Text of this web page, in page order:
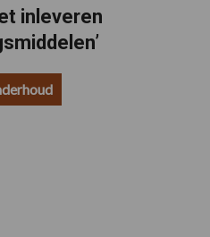
inleveren